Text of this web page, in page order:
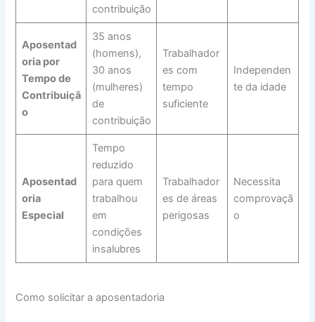
contribuição
Aposentad
oria por
Tempo de
Contribuiçã
o
35 anos
(homens),
30 anos
(mulheres)
de
contribuição
Trabalhador
es com
tempo
suficiente
Independen
te da idade
Aposentad
oria
Especial
Tempo
reduzido
para quem
trabalhou
em
condições
insalubres
Trabalhador
es de áreas
perigosas
Necessita
comprovaçã
o
Como solicitar a aposentadoria